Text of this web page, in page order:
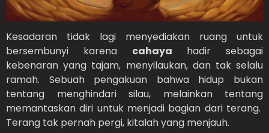
Kesadaran tidak lagi menyediakan ruang untuk
bersembunyi karena cahaya hadir sebagai
kebenaran yang tajam, menyilaukan, dan tak selalu
ramah. Sebuah pengakuan bahwa hidup bukan
tentang menghindari silau, melainkan tentang
memantaskan diri untuk menjadi bagian dari terang.
Terang tak pernah pergi, kitalah yang menjauh.